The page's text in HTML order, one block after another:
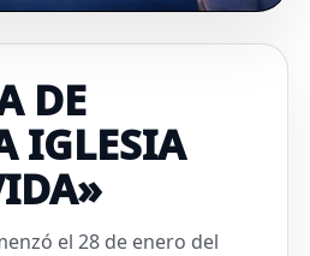
DE
IGLESIA
el 28 de enero del